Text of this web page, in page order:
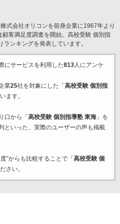
式会社オリコンを前身企業に1967年より
客満足度調査を開始。高校受験 個別指
ンキングを発表しています。
にサービスを利用した813人にアンケ
業25社を対象にした「 高校受験 個別指
ます。
口から「 高校受験 個別指導塾 東海」を
といった、実際のユーザーの声も掲載
”からも比較することで「 高校受験 個
さい。